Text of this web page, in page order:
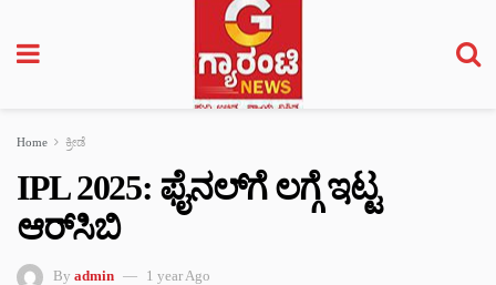
Home ಕ್ರೀಡೆ
IPL 2025: ಫೈನಲ್‌‌‌ಗೆ ಲಗ್ಗೆ ಇಟ್ಟ
ಆರ್‌‌ಸಿಬಿ
By admin 1 year Ago